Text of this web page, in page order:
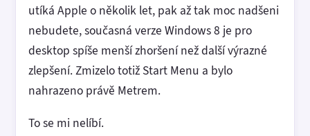
utíká Apple o několik let, pak až tak moc nadšeni
nebudete, současná verze Windows 8 je pro
desktop spíše menší zhoršení než další výrazné
zlepšení. Zmizelo totiž Start Menu a bylo
nahrazeno právě Metrem.
To se mi nelíbí.